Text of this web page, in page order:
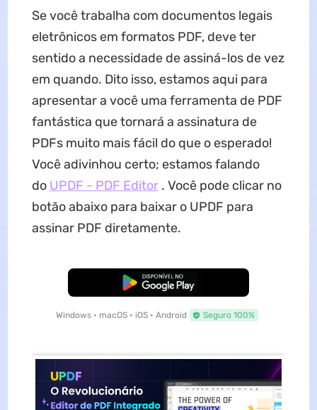
Se você trabalha com documentos legais
eletrônicos em formatos PDF, deve ter
sentido a necessidade de assiná-los de vez
em quando. Dito isso, estamos aqui para
apresentar a você uma ferramenta de PDF
fantástica que tornará a assinatura de
PDFs muito mais fácil do que o esperado!
Você adivinhou certo; estamos falando
do UPDF - PDF Editor. Você pode clicar no
botão abaixo para baixar o UPDF para
assinar PDF diretamente.
Baixar Grátis
Windows • macOS • iOS • Android Seguro 100%